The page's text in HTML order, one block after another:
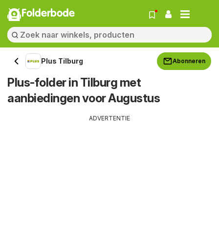
Folderbode
Plus Tilburg Abonneren
Plus-folder in Tilburg met
aanbiedingen voor Augustus
ADVERTENTIE